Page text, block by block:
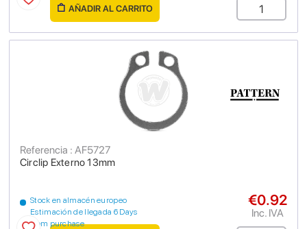
AÑADIR AL CARRITO
Circlip Externo 13mm
Referencia : AF5727
Stock en almacén europeo
Estimación de llegada 6 Days
from purchase
€0.92
Inc. IVA